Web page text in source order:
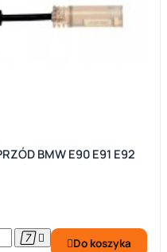
BMW E90 E91 E92
  Do koszyka